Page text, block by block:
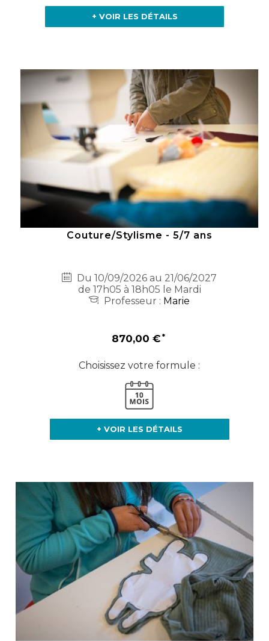
+ VOIR LES DÉTAILS
Couture/Stylisme - 5/7 ans
Du 10/09/2026 au 21/06/2027
de 17h05 à 18h05 le Mardi
Professeur : Marie
870,00 €
Choisissez votre formule :
+ VOIR LES DÉTAILS